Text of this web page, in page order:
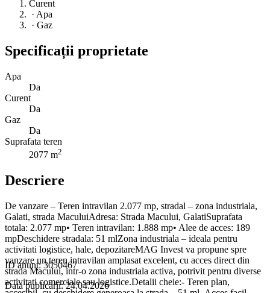
Curent
· Apa
· Gaz
Specificații proprietate
Apa
Da
Curent
Da
Gaz
Da
Suprafata teren
2077 m2
Descriere
De vanzare – Teren intravilan 2.077 mp, stradal – zona industriala,
Galati, strada MaculuiAdresa: Strada Macului, GalatiSuprafata
totala: 2.077 mp• Teren intravilan: 1.888 mp• Alee de acces: 189
mpDeschidere stradala: 51 mlZona industriala – ideala pentru
activitati logistice, hale, depozitareMAG Invest va propune spre
vanzare un teren intravilan amplasat excelent, cu acces direct din
strada Macului, intr-o zona industriala activa, potrivit pentru diverse
activitati comerciale sau logistice.Detalii cheie:- Teren plan,
ID anunț: 3050467
Data publicării: 24.04.2026